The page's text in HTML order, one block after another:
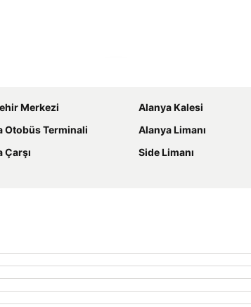
Merkezi
Alanya Kalesi
Otobüs Terminali
Alanya Limanı
Çarşı
Side Limanı